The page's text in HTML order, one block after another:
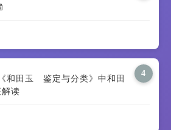
4
和田玉 鉴定与分类》中和田
读